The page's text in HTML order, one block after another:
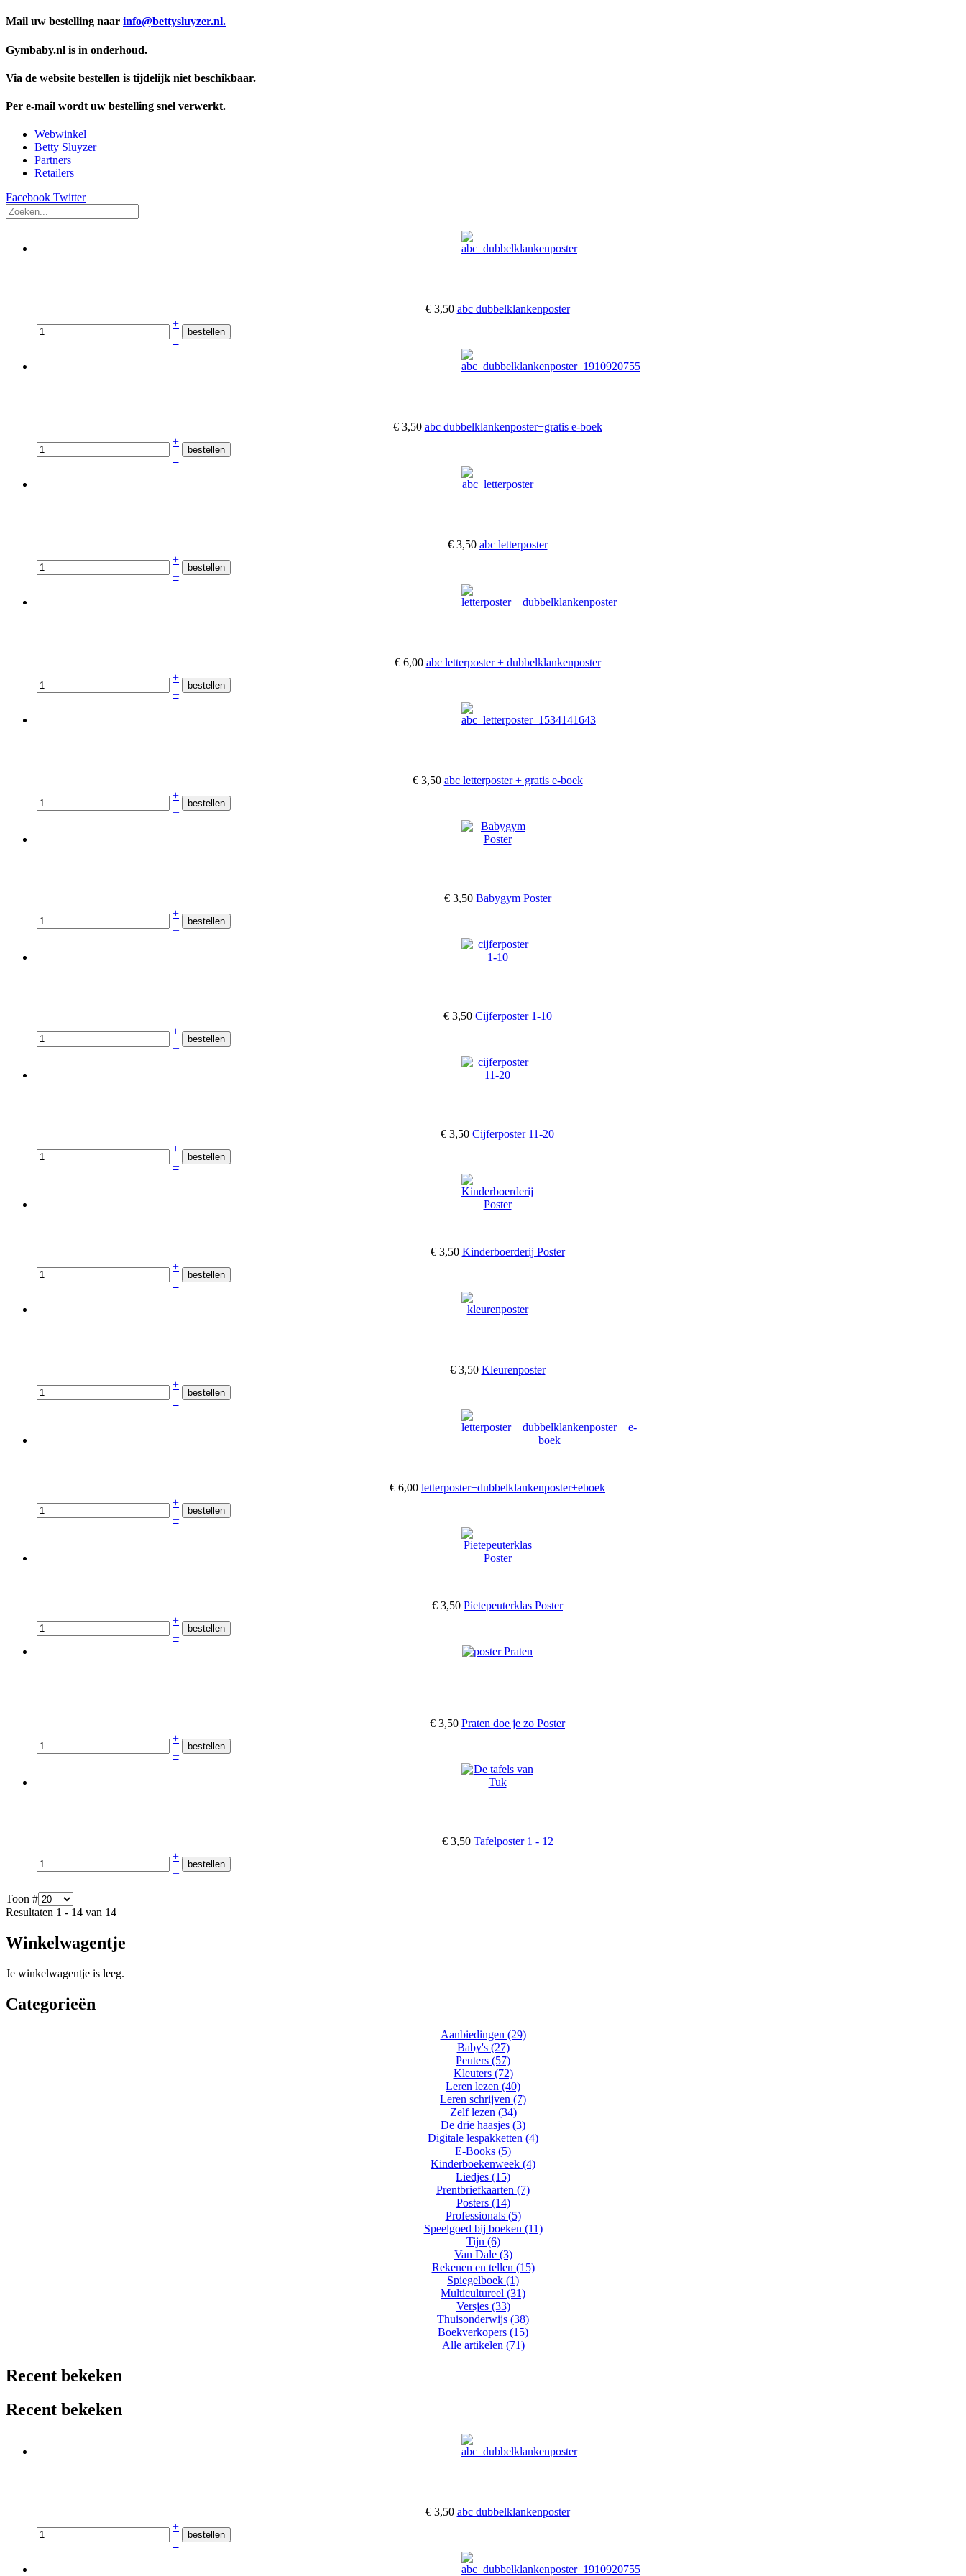
Mail uw bestelling naar info@bettysluyzer.nl.
Gymbaby.nl is in onderhoud.
Via de website bestellen is tijdelijk niet beschikbaar.
Per e-mail wordt uw bestelling snel verwerkt.
Webwinkel
Betty Sluyzer
Partners
Retailers
Facebook Twitter
€ 3,50 abc dubbelklankenposter
+
–
€ 3,50 abc dubbelklankenposter+gratis e-boek
+
–
€ 3,50 abc letterposter
+
–
€ 6,00 abc letterposter + dubbelklankenposter
+
–
€ 3,50 abc letterposter + gratis e-boek
+
–
€ 3,50 Babygym Poster
+
–
€ 3,50 Cijferposter 1-10
+
–
€ 3,50 Cijferposter 11-20
+
–
€ 3,50 Kinderboerderij Poster
+
–
€ 3,50 Kleurenposter
+
–
€ 6,00 letterposter+dubbelklankenposter+eboek
+
–
€ 3,50 Pietepeuterklas Poster
+
–
€ 3,50 Praten doe je zo Poster
+
–
€ 3,50 Tafelposter 1 - 12
+
–
Toon #
Resultaten 1 - 14 van 14
Winkelwagentje
Je winkelwagentje is leeg.
Categorieën
Aanbiedingen (29)
Baby's (27)
Peuters (57)
Kleuters (72)
Leren lezen (40)
Leren schrijven (7)
Zelf lezen (34)
De drie haasjes (3)
Digitale lespakketten (4)
E-Books (5)
Kinderboekenweek (4)
Liedjes (15)
Prentbriefkaarten (7)
Posters (14)
Professionals (5)
Speelgoed bij boeken (11)
Tijn (6)
Van Dale (3)
Rekenen en tellen (15)
Spiegelboek (1)
Multicultureel (31)
Versjes (33)
Thuisonderwijs (38)
Boekverkopers (15)
Alle artikelen (71)
Recent bekeken
Recent bekeken
€ 3,50 abc dubbelklankenposter
+
–